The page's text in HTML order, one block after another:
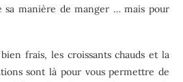
sa manière de manger … mais pour
frais, les croissants chauds et la
sont là pour vous permettre de